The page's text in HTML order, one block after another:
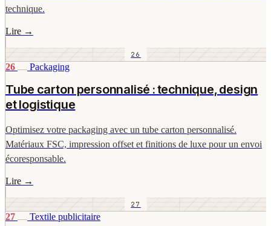
technique.
Lire →
26
26 Packaging
Tube carton personnalisé : technique, design
et logistique
Optimisez votre packaging avec un tube carton personnalisé.
Matériaux FSC, impression offset et finitions de luxe pour un envoi
écoresponsable.
Lire →
27
27 Textile publicitaire